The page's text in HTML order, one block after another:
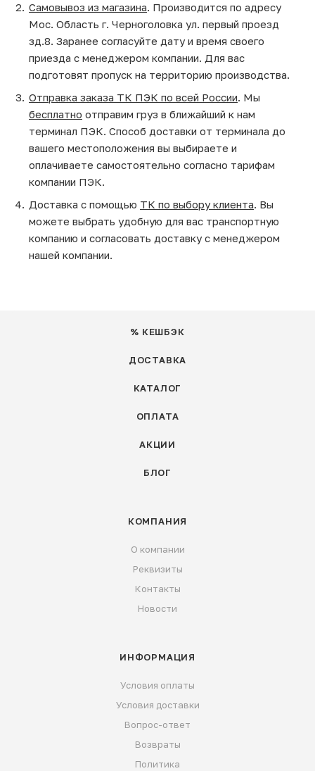
Самовывоз из магазина. Производится по адресу
Мос. Область г. Черноголовка ул. первый проезд
зд.8. Заранее согласуйте дату и время своего
приезда с менеджером компании. Для вас
подготовят пропуск на территорию производства.
Отправка заказа ТК ПЭК по всей России. Мы
бесплатно отправим груз в ближайший к нам
терминал ПЭК. Способ доставки от терминала до
вашего местоположения вы выбираете и
оплачиваете самостоятельно согласно тарифам
компании ПЭК.
Доставка с помощью ТК по выбору клиента. Вы
можете выбрать удобную для вас транспортную
компанию и согласовать доставку с менеджером
нашей компании.
% КЕШБЭК
ДОСТАВКА
КАТАЛОГ
ОПЛАТА
АКЦИИ
БЛОГ
КОМПАНИЯ
О компании
Реквизиты
Контакты
Новости
ИНФОРМАЦИЯ
Условия оплаты
Условия доставки
Вопрос-ответ
Возвраты
Политика